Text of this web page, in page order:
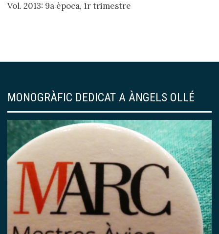
Vol. 2013: 9a època, 1r trimestre
MONOGRÀFIC DEDICAT A ÀNGELS OLLÉ